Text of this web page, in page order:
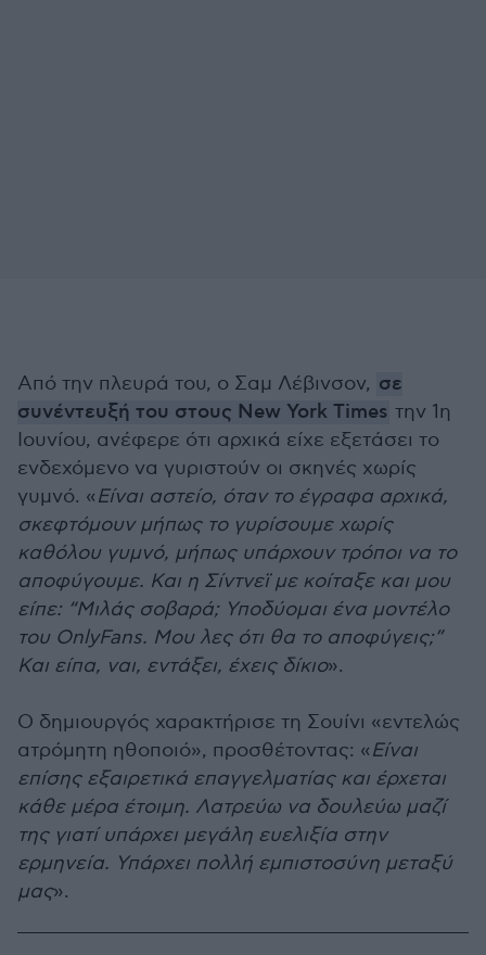
Από την πλευρά του, ο Σαμ Λέβινσον, σε
συνέντευξή του στους New York Times την 1η
Ιουνίου, ανέφερε ότι αρχικά είχε εξετάσει το
ενδεχόμενο να γυριστούν οι σκηνές χωρίς
γυμνό. «Είναι αστείο, όταν το έγραφα αρχικά,
σκεφτόμουν μήπως το γυρίσουμε χωρίς
καθόλου γυμνό, μήπως υπάρχουν τρόποι να το
αποφύγουμε. Και η Σίντνεϊ με κοίταξε και μου
είπε: “Μιλάς σοβαρά; Υποδύομαι ένα μοντέλο
του OnlyFans. Μου λες ότι θα το αποφύγεις;”
Και είπα, ναι, εντάξει, έχεις δίκιο».
Ο δημιουργός χαρακτήρισε τη Σουίνι «εντελώς
ατρόμητη ηθοποιό», προσθέτοντας: «Είναι
επίσης εξαιρετικά επαγγελματίας και έρχεται
κάθε μέρα έτοιμη. Λατρεύω να δουλεύω μαζί
της γιατί υπάρχει μεγάλη ευελιξία στην
ερμηνεία. Υπάρχει πολλή εμπιστοσύνη μεταξύ
μας».